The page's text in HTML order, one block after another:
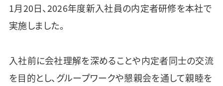
1月20日、2026年度新入社員の内定者研修を本社で
実施しました。
入社前に会社理解を深めることや内定者同士の交流
を目的とし、グループワークや懇親会を通して親睦を